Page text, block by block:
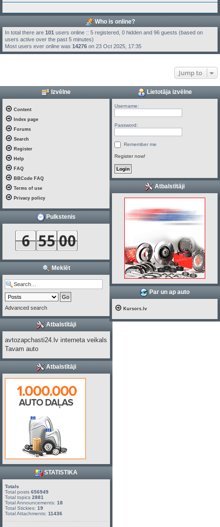
Who is online?
In total there are 101 users online :: 5 registered, 0 hidden and 96 guests (based on
users active over the past 5 minutes)
Most users ever online was 14276 on 23 Oct 2025, 17:35
Jump to
Izvēlne
Content
Index page
Forums
Search
Register
Help
FAQ
BBCode FAQ
Terms of use
Privacy policy
Pulkstenis
Meklēt
Advanced search
Atbalstītāji
avtozapchasti24.lv interneta veikals
Tavam auto
Atbalstītāji
STATISTIKA
Totals
Total posts 656949
Total topics 2881
Total Announcements: 18
Total Stickies: 19
Total Attachments: 11436
Lietotāja izvēlne
Username:
Password:
Remember me
Register now!
Atbalstītāji
Par un ap auto
Kursors.lv